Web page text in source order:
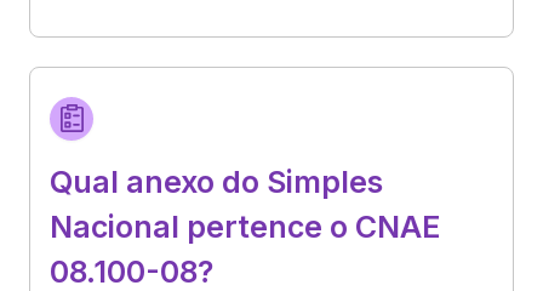
Qual anexo do Simples
Nacional pertence o CNAE
08.100-08?